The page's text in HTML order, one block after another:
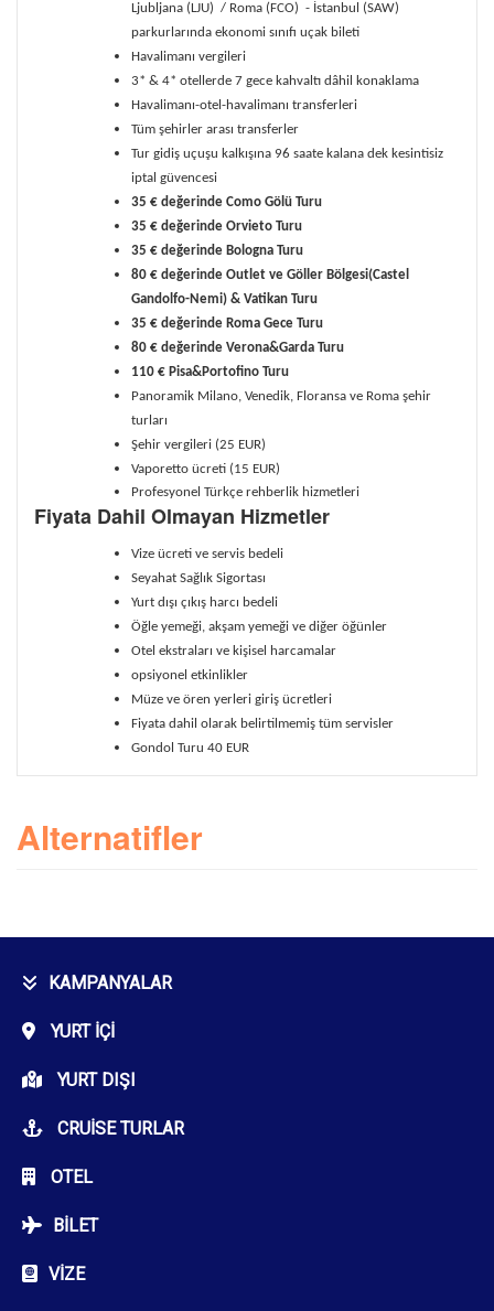
Ljubljana (LJU) / Roma (FCO) - İstanbul (SAW)
parkurlarında ekonomi sınıfı uçak bileti
Havalimanı vergileri
3* & 4* otellerde 7 gece kahvaltı dâhil konaklama
Havalimanı-otel-havalimanı transferleri
Tüm şehirler arası transferler
Tur gidiş uçuşu kalkışına 96 saate kalana dek kesintisiz
iptal güvencesi
35 € değerinde Como Gölü Turu
35 € değerinde Orvieto Turu
35 € değerinde Bologna Turu
80 € değerinde Outlet ve Göller Bölgesi(Castel
Gandolfo-Nemi) & Vatikan Turu
35 € değerinde Roma Gece Turu
80 € değerinde Verona&Garda Turu
110 € Pisa&Portofino Turu
Panoramik Milano, Venedik, Floransa ve Roma şehir
turları
Şehir vergileri (25 EUR)
Vaporetto ücreti (15 EUR)
Profesyonel Türkçe rehberlik hizmetleri
Fiyata Dahil Olmayan Hizmetler
Vize ücreti ve servis bedeli
Seyahat Sağlık Sigortası
Yurt dışı çıkış harcı bedeli
Öğle yemeği, akşam yemeği ve diğer öğünler
Otel ekstraları ve kişisel harcamalar
opsiyonel etkinlikler
Müze ve ören yerleri giriş ücretleri
Fiyata dahil olarak belirtilmemiş tüm servisler
Gondol Turu 40 EUR
Alternatifler
KAMPANYALAR
YURT İÇI
YURT DIŞI
CRUISE TURLAR
OTEL
BILET
VIZE